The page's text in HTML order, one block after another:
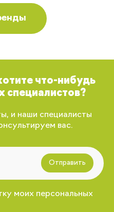
что-нибудь
специалистов?
и наши специалисты
вас.
Отправить
моих персональных